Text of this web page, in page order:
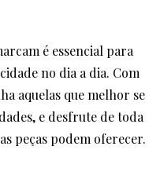
é essencial para
no dia a dia. Com
aquelas que melhor se
e desfrute de toda
peças podem oferecer.